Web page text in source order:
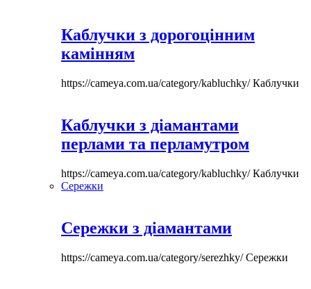
Каблучки з дорогоцінним
камінням
https://cameya.com.ua/category/kabluchky/Каблучки
Каблучки з діамантами
перлами та перламутром
https://cameya.com.ua/category/kabluchky/Каблучки
Сережки
Сережки з діамантами
https://cameya.com.ua/category/serezhky/Сережки